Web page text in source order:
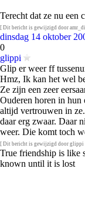
Terecht dat ze nu een
[ Dit bericht is gewijzigd door
dinsdag 14 oktober
0
glippi
Glip er weer ff
Hmz, Ik kan het wel
Ze zijn een zeer
Ouderen horen in hun
altijd vertrouwen in ze.
daar erg zwaar. Daar
weer. Die komt toch
[ Dit bericht is gewijzigd door glippi
True friendship is like
known until it is lost